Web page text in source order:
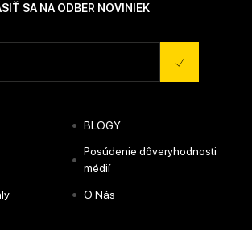
SA NA ODBER NOVINIEK
• BLOGY
•
Posúdenie dôveryhodnosti
médií
• O Nás